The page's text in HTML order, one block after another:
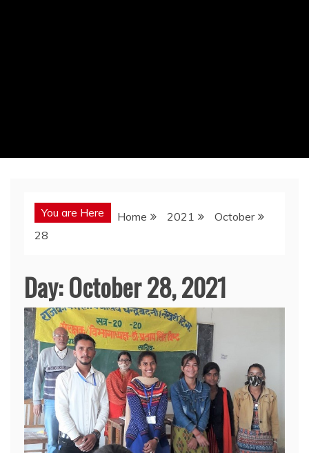
You are Here Home 2021
October
28
Day:October 28, 2021